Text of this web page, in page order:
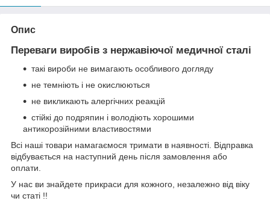
Опис
Переваги виробів з нержавіючої медичної сталі
такі вироби не вимагають особливого догляду
не темніють і не окислюються
не викликають алергічних реакцій
стійкі до подряпин і володіють хорошими
антикорозійними властивостями
Всі наші товари намагаємося тримати в наявності. Відправка
відбувається на наступний день після замовлення або
оплати.
У нас ви знайдете прикраси для кожного, незалежно від віку
чи статі !!